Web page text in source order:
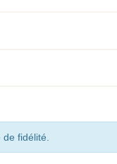
fidélité.